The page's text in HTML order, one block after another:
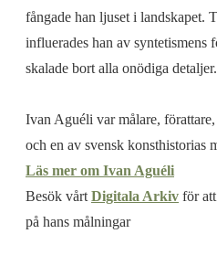
fångade han ljuset i landskapet.
influerades han av syntetismens
skalade bort alla onödiga detaljer.
Ivan Aguéli var målare,
och en av svensk konsthistorias
Läs mer om Ivan Aguéli
Besök vårt Digitala Arkiv för
på hans målningar